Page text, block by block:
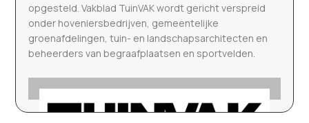
opgesteld. Vakblad TuinVAK wordt gericht verspreid
onder hoveniersbedrijven, gemeentelijke
groenafdelingen, tuin- en landschapsarchitecten en
beheerders van begraafplaatsen en sportvelden.